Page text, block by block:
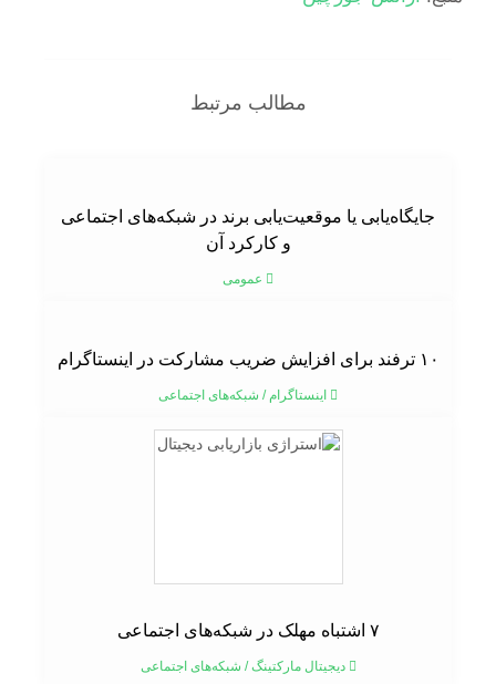
مطالب مرتبط
جایگاه‌یابی یا موقعیت‌یابی برند در شبکه‌های اجتماعی
و کارکرد آن
عمومی
۱۰ ترفند برای افزایش ضریب مشارکت در اینستاگرام
اینستاگرام/شبکه‌های اجتماعی
دیجیتال مارکتینگ/شبکه‌های اجتماعی